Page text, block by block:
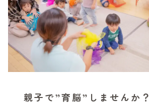
親子で”育脳”しませんか？